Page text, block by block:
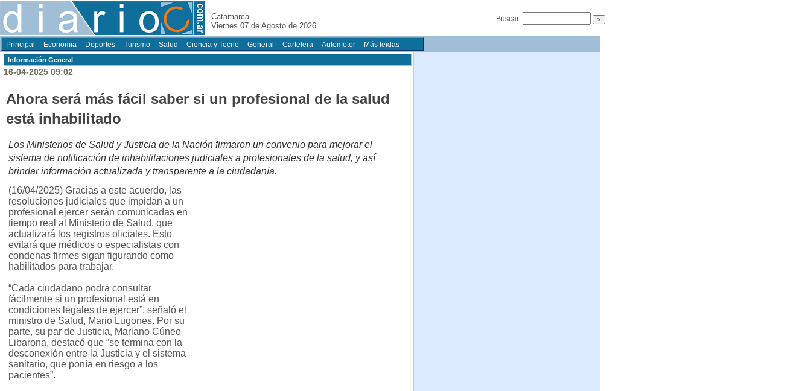
Catamarca
Viernes 07 de Agosto de 2026
Buscar:
Principal Economia Deportes Turismo Salud Ciencia y Tecno General Cartelera Automotor Más leidas
Información General
16-04-2025 09:02
Ahora será más fácil saber si un profesional de la salud
está inhabilitado
Los Ministerios de Salud y Justicia de la Nación firmaron un convenio para mejorar el
sistema de notificación de inhabilitaciones judiciales a profesionales de la salud, y así
brindar información actualizada y transparente a la ciudadanía.
(16/04/2025) Gracias a este acuerdo, las
resoluciones judiciales que impidan a un
profesional ejercer serán comunicadas en
tiempo real al Ministerio de Salud, que
actualizará los registros oficiales. Esto
evitará que médicos o especialistas con
condenas firmes sigan figurando como
habilitados para trabajar.
“Cada ciudadano podrá consultar
fácilmente si un profesional está en
condiciones legales de ejercer”, señaló el
ministro de Salud, Mario Lugones. Por su
parte, su par de Justicia, Mariano Cúneo
Libarona, destacó que “se termina con la
desconexión entre la Justicia y el sistema
sanitario, que ponía en riesgo a los
pacientes”.